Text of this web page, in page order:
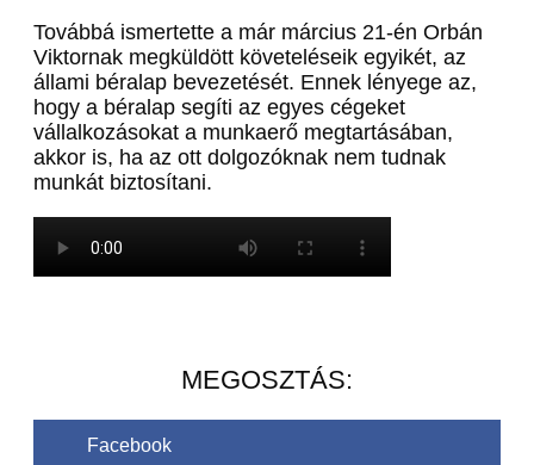
Továbbá ismertette a már március 21-én Orbán
Viktornak megküldött követeléseik egyikét, az
állami béralap bevezetését. Ennek lényege az,
hogy a béralap segíti az egyes cégeket
vállalkozásokat a munkaerő megtartásában,
akkor is, ha az ott dolgozóknak nem tudnak
munkát biztosítani.
MEGOSZTÁS:
Facebook